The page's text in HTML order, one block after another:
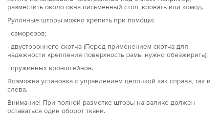
разместить около окна письменный стол, кровать или комод.
Рулонные шторы можно крепить при помощи:
· саморезов;
· двустороннего скотча (Перед применением скотча для
надежности крепления поверхность рамы нужно обезжирить);
· пружинных кронштейнов.
Возможна установка с управлением цепочкой как справа, так и
слева.
Внимание! При полной размотке шторы на валике должен
оставаться один оборот ткани.